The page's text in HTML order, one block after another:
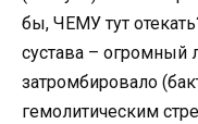
бы, ЧЕМУ тут
сустава – огромный
затромбировало
гемолитическим